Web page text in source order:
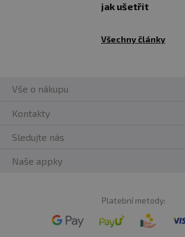
jak ušetřit
Všechny články
Vše o nákupu
Kontakty
Sledujte nás
Naše appky
Platební metody: